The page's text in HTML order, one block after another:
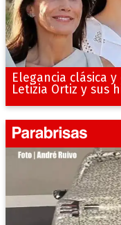
Elegancia clásica
Letizia Ortiz y sus